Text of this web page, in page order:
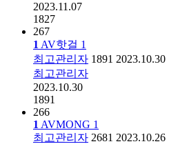
2023.11.07
1827
267
1 AV핫걸 1
최고관리자 1891 2023.10.30
최고관리자
2023.10.30
1891
266
1 AVMONG 1
최고관리자 2681 2023.10.26